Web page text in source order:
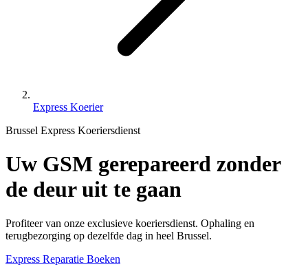
Express Koerier
Brussel Express Koeriersdienst
Uw GSM gerepareerd zonder
de deur uit te gaan
Profiteer van onze exclusieve koeriersdienst. Ophaling en
terugbezorging op dezelfde dag in heel Brussel.
Express Reparatie Boeken